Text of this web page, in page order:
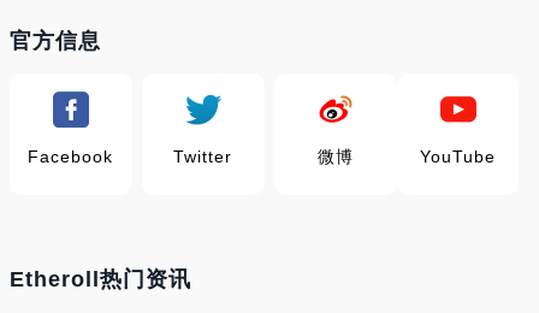
官方信息
Facebook Twitter 微博 YouTube
Etheroll热门资讯